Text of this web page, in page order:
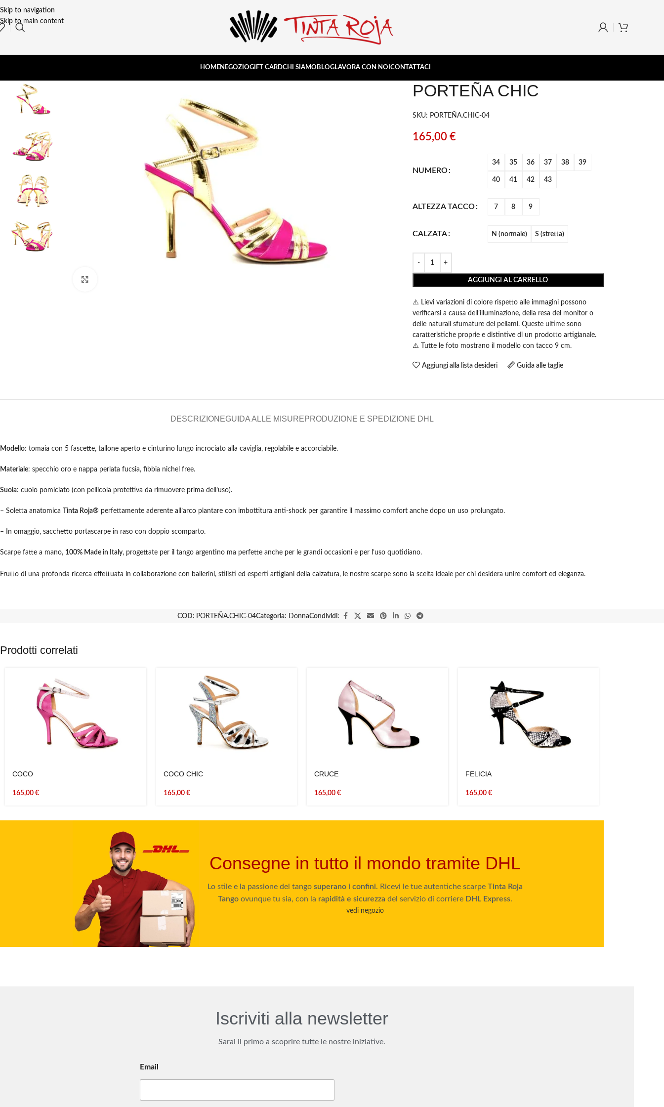
Skip to navigation
Skip to main content
HOMENEGOZIOGIFT CARDCHI SIAMO BLOGLAVORA CON NOI CONTATTACI
PORTEÑA CHIC
SKU: PORTEÑA.CHIC-04
165,00 €
NUMERO
34 35 36 37 38 39
40 41 42 43
ALTEZZA TACCO 7 8 9
CALZATA N (normale) S (stretta)
AGGIUNGI AL CARRELLO
⚠️ Lievi variazioni di colore rispetto alle immagini possono
verificarsi a causa dell’illuminazione, della resa del monitor o
delle naturali sfumature dei pellami. Queste ultime sono
caratteristiche proprie e distintive di un prodotto artigianale.
⚠️ Tutte le foto mostrano il modello con tacco 9 cm.
Aggiungi alla lista desideri Guida alle taglie
DESCRIZIONEGUIDA ALLE MISUREPRODUZIONE E SPEDIZIONE DHL
Modello: tomaia con 5 fascette, tallone aperto e cinturino lungo incrociato alla caviglia, regolabile e accorciabile.
Materiale: specchio oro e nappa perlata fucsia, fibbia nichel free.
Suola: cuoio pomiciato (con pellicola protettiva da rimuovere prima dell’uso).
– Soletta anatomica Tinta Roja® perfettamente aderente all’arco plantare con imbottitura anti-shock per garantire il massimo comfort anche dopo un uso prolungato.
– In omaggio, sacchetto portascarpe in raso con doppio scomparto.
Scarpe fatte a mano, 100% Made in Italy, progettate per il tango argentino ma perfette anche per le grandi occasioni e per l’uso quotidiano.
Frutto di una profonda ricerca effettuata in collaborazione con ballerini, stilisti ed esperti artigiani della calzatura, le nostre scarpe sono la scelta ideale per chi desidera unire comfort ed eleganza.
COD: PORTEÑA.CHIC-04Categoria: DonnaCondividi:
Prodotti correlati
COCO
165,00 €
COCO CHIC
165,00 €
CRUCE
165,00 €
FELICIA
165,00 €
Consegne in tutto il mondo tramite DHL
Lo stile e la passione del tangosuperano i confini. Ricevi le tue autentiche scarpeTinta Roja
Tango ovunque tu sia, con la rapidità e sicurezza del servizio di corriere DHL Express.
vedi negozio
Iscriviti alla newsletter
Sarai il primo a scoprire tutte le nostre iniziative.
Email